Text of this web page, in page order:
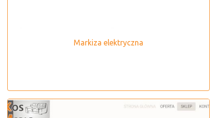
Markiza elektryczna